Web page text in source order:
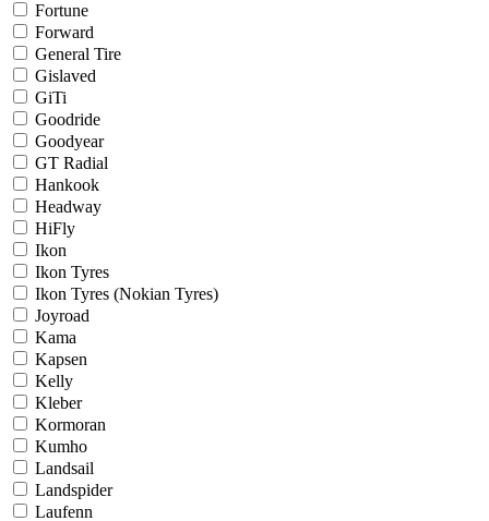
Fortune
Forward
General Tire
Gislaved
GiTi
Goodride
Goodyear
GT Radial
Hankook
Headway
HiFly
Ikon
Ikon Tyres
Ikon Tyres (Nokian Tyres)
Joyroad
Kama
Kapsen
Kelly
Kleber
Kormoran
Kumho
Landsail
Landspider
Laufenn